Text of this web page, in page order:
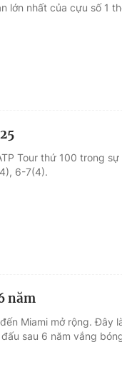
lớn nhất của cựu số 1
Tour thứ 100 trong sự
6-7(4).
năm
Miami mở rộng. Đây
sau 6 năm vắng